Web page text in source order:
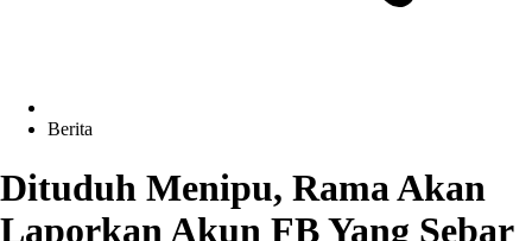
Berita
Dituduh Menipu, Rama Akan
Laporkan Akun FB Yang Sebar